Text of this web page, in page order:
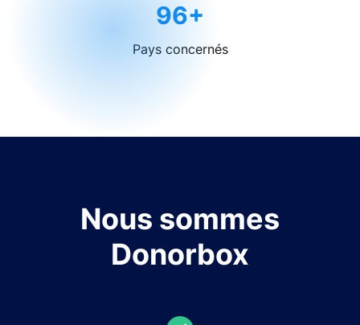
96+
Pays concernés
Nous sommes
Donorbox